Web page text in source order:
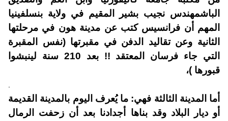
الباشمهندس نجيب بشير المقيم في ولاية بنسلفينيا
المهم أن فرانسيس كتب عن مدينة هون في مرحلتها
الثانية وعن تقاليد الدفن في مقبرتها (نفس المقبرة
التي جاء فرسان المعتقد !! بعد 210 سنة لينبشوا
قبورها )،
.
أما المدينة الثالثة فهي: ما يُعرف اليوم بالمدينة القديمة
أو ديار البلاد وقد بناها أجدادنا بعد أن زحفت الرمال